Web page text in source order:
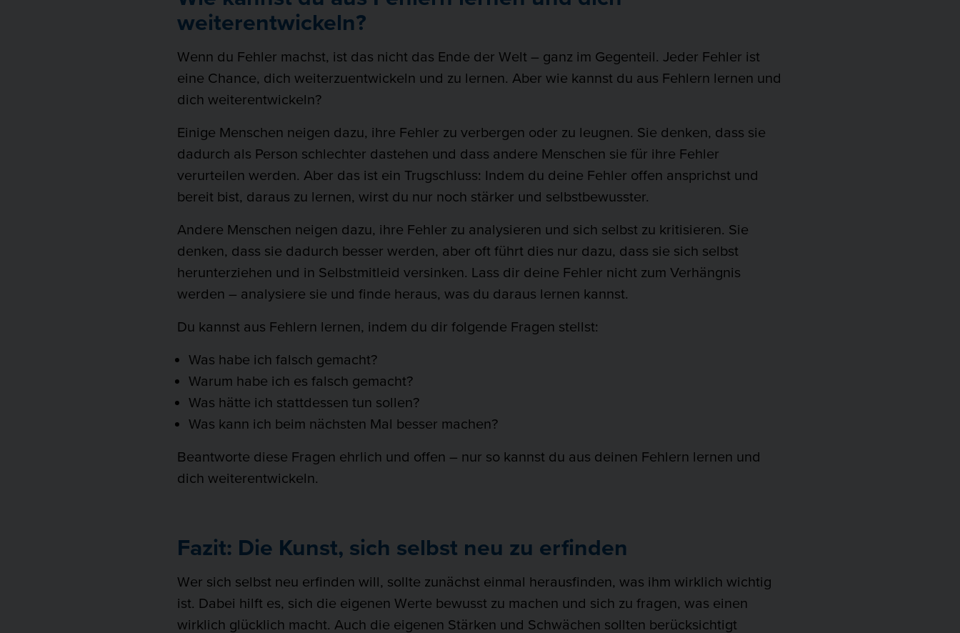
weiterentwickeln?
Wenn du Fehler machst, ist das nicht das Ende der Welt – ganz im Gegenteil. Jeder Fehler ist
eine Chance, dich weiterzuentwickeln und zu lernen. Aber wie kannst du aus Fehlern lernen und
dich weiterentwickeln?
Einige Menschen neigen dazu, ihre Fehler zu verbergen oder zu leugnen. Sie denken, dass sie
dadurch als Person schlechter dastehen und dass andere Menschen sie für ihre Fehler
verurteilen werden. Aber das ist ein Trugschluss: Indem du deine Fehler offen ansprichst und
bereit bist, daraus zu lernen, wirst du nur noch stärker und selbstbewusster.
Andere Menschen neigen dazu, ihre Fehler zu analysieren und sich selbst zu kritisieren. Sie
denken, dass sie dadurch besser werden, aber oft führt dies nur dazu, dass sie sich selbst
herunterziehen und in Selbstmitleid versinken. Lass dir deine Fehler nicht zum Verhängnis
werden – analysiere sie und finde heraus, was du daraus lernen kannst.
Du kannst aus Fehlern lernen, indem du dir folgende Fragen stellst:
Was habe ich falsch gemacht?
Warum habe ich es falsch gemacht?
Was hätte ich stattdessen tun sollen?
Was kann ich beim nächsten Mal besser machen?
Beantworte diese Fragen ehrlich und offen – nur so kannst du aus deinen Fehlern lernen und
dich weiterentwickeln.
Fazit: Die Kunst, sich selbst neu zu erfinden
Wer sich selbst neu erfinden will, sollte zunächst einmal herausfinden, was ihm wirklich wichtig
ist. Dabei hilft es, sich die eigenen Werte bewusst zu machen und sich zu fragen, was einen
wirklich glücklich macht. Auch die eigenen Stärken und Schwächen sollten berücksichtigt